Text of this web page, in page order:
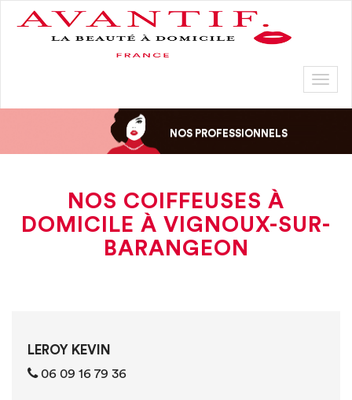
NOS PROFESSIONNELS
NOS COIFFEUSES À
DOMICILE À VIGNOUX-SUR-
BARANGEON
LEROY KEVIN
‭06 09 16 79 36‬